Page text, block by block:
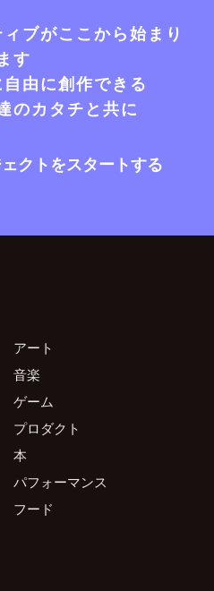
ブがここから始まり
す
由に創作できる
のカタチと共に
クトをスタートする
アート
音楽
ゲーム
プロダクト
本
パフォーマンス
フード